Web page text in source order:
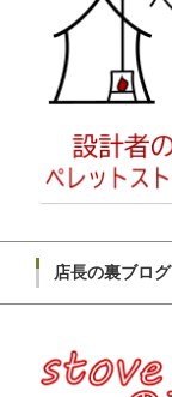
店長の裏ブログ